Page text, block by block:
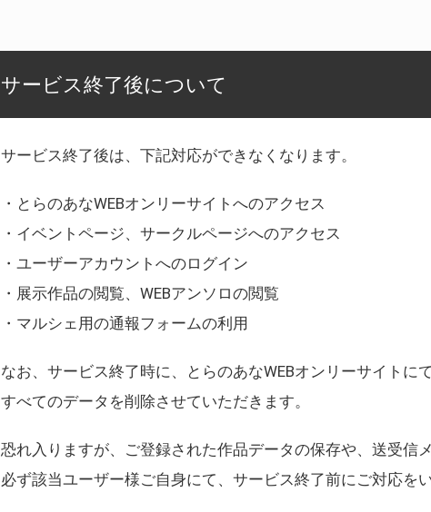
サービス終了後について
サービス終了後は、下記対応ができなくなります。
・とらのあなWEBオンリーサイトへのアクセス
・イベントページ、サークルページへのアクセス
・ユーザーアカウントへのログイン
・展示作品の閲覧、WEBアンソロの閲覧
・マルシェ用の通報フォームの利用
なお、サービス終了時に、とらのあなWEBオンリーサイトに
すべてのデータを削除させていただきます。
恐れ入りますが、ご登録された作品データの保存や、送受信
必ず該当ユーザー様ご自身にて、サービス終了前にご対応を